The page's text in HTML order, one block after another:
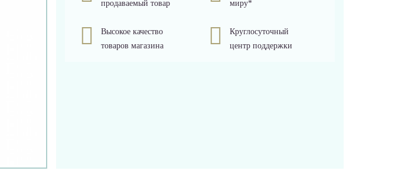
продаваемый товар
миру*
Высокое качество
товаров магазина
Круглосуточный
центр поддержки